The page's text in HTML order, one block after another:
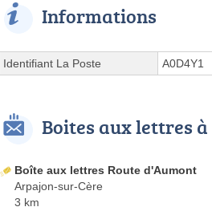
Informations
Identifiant La Poste A0D4Y1
Boites aux lettres
Boîte aux lettres Route d'Aumont
Arpajon-sur-Cère
3 km